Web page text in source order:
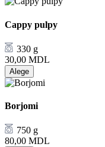
Cappy pulpy
330 g
30,00 MDL
Alege
Borjomi
750 g
80,00 MDL